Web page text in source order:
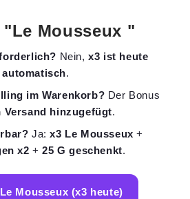
"Le Mousseux "
Nein,x3 ist heute
automatisch.
im Warenkorb? Der Bonus
Versand hinzugefügt.
Ja:x3 Le Mousseux +
x2 +25 G geschenkt.
Mousseux (x3 heute)